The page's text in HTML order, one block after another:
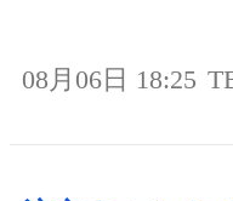
08月06日 18:25